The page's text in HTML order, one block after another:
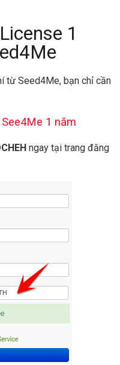
1
từ Seed4Me, bạn chỉ cần
1 năm
ngay tại trang đăng